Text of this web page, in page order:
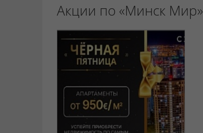
Акции по «Минск Мир»